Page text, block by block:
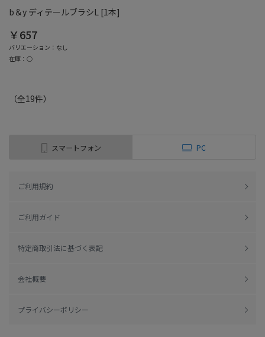
b＆y ディテールブラシL [1本]
￥657
バリエーション：なし
在庫：○
（全19件）
スマートフォン PC
ご利用規約
ご利用ガイド
特定商取引法に基づく表記
会社概要
プライバシーポリシー